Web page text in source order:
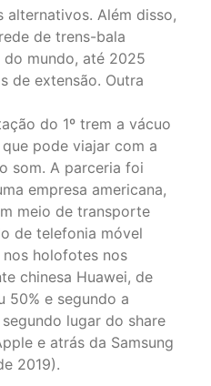
Além disso,
de trens-bala
mundo, até 2025
de extensão. Outra
do 1º trem a vácuo
pode viajar com a
som. A parceria foi
empresa americana,
meio de transporte
de telefonia móvel
holofotes nos
chinesa Huawei, de
50% e segundo a
lugar do share
e atrás da Samsung
2019).